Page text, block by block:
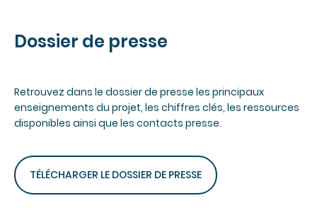
Dossier de presse
Retrouvez dans le dossier de presse les principaux
enseignements du projet, les chiffres clés, les ressources
disponibles ainsi que les contacts presse.
TÉLÉCHARGER LE DOSSIER DE PRESSE